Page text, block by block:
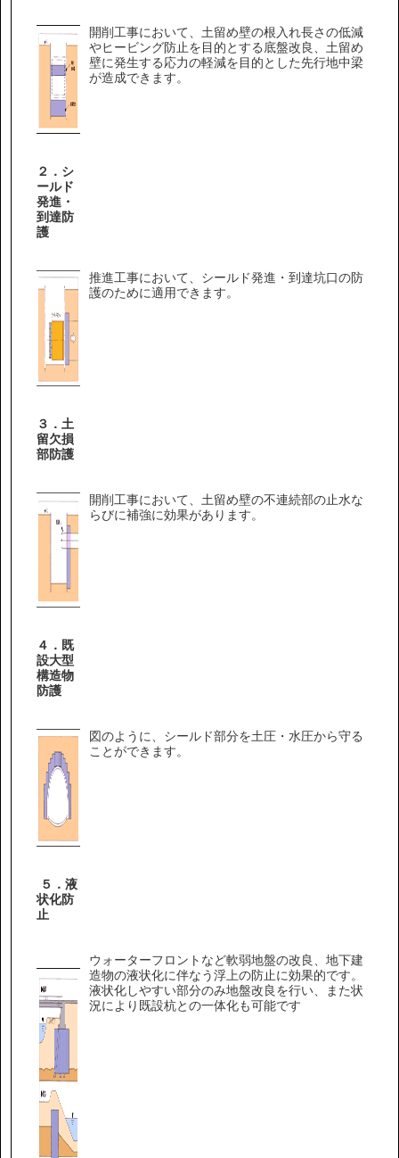
開削工事において、土留め壁の根入れ長さの低減
やヒービング防止を目的とする底盤改良、土留め
壁に発生する応力の軽減を目的とした先行地中梁
が造成できます。
２．シ
ールド
発進・
到達防
護
推進工事において、シールド発進・到達坑口の防
護のために適用できます。
３．土
留欠損
部防護
開削工事において、土留め壁の不連続部の止水な
らびに補強に効果があります。
４．既
設大型
構造物
防護
図のように、シールド部分を土圧・水圧から守る
ことができます。
５．液
状化防
止
ウォーターフロントなど軟弱地盤の改良、地下建
造物の液状化に伴なう浮上の防止に効果的です。
液状化しやすい部分のみ地盤改良を行い、また状
況により既設杭との一体化も可能です